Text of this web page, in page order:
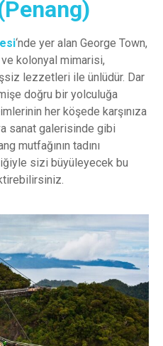
‘nde yer alan George Town,
ve kolonyal mimarisi,
lezzetleri ile ünlüdür. Dar
doğru bir yolculuğa
her köşede karşınıza
sanat galerisinde gibi
mutfağının tadını
sizi büyüleyecek bu